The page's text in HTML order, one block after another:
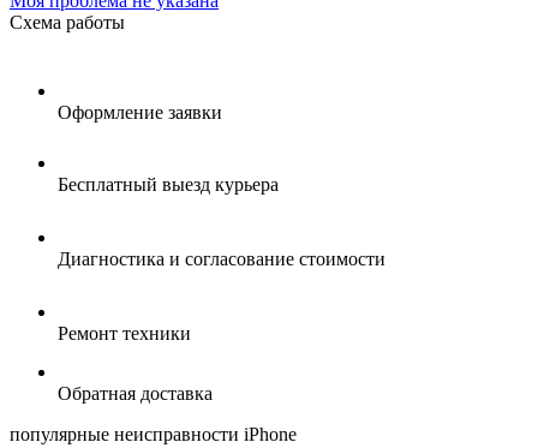
Схема работы
Оформление заявки
Бесплатный выезд курьера
Диагностика и согласование стоимости
Ремонт техники
Обратная доставка
популярные неисправности iPhone